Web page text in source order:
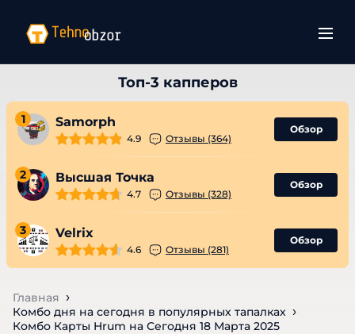
1 Samorph
4.9 Отзывы (364)
Обзор
2 Высшая Точка
4.7 Отзывы (328)
Обзор
3 Velrix
4.6 Отзывы (281)
Обзор
Главная
Комбо дня на сегодня в популярных тапалках
Комбо Карты Hrum на Сегодня 18 Марта 2025